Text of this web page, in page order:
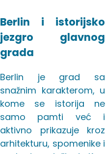
Berlin i istorijsko
jezgro glavnog
grada
Berlin je grad sa
snažnim karakterom, u
kome se istorija ne
samo pamti već i
aktivno prikazuje kroz
arhitekturu, spomenike i